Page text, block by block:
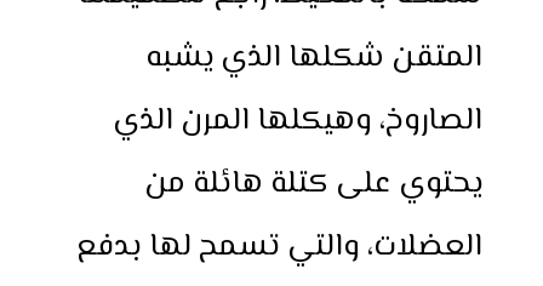
المتقن شكلها الذي يشبه
الصاروخ، وهيكلها المرن الذي
يحتوي على كتلة هائلة من
العضلات، والتي تسمح لها بدفع